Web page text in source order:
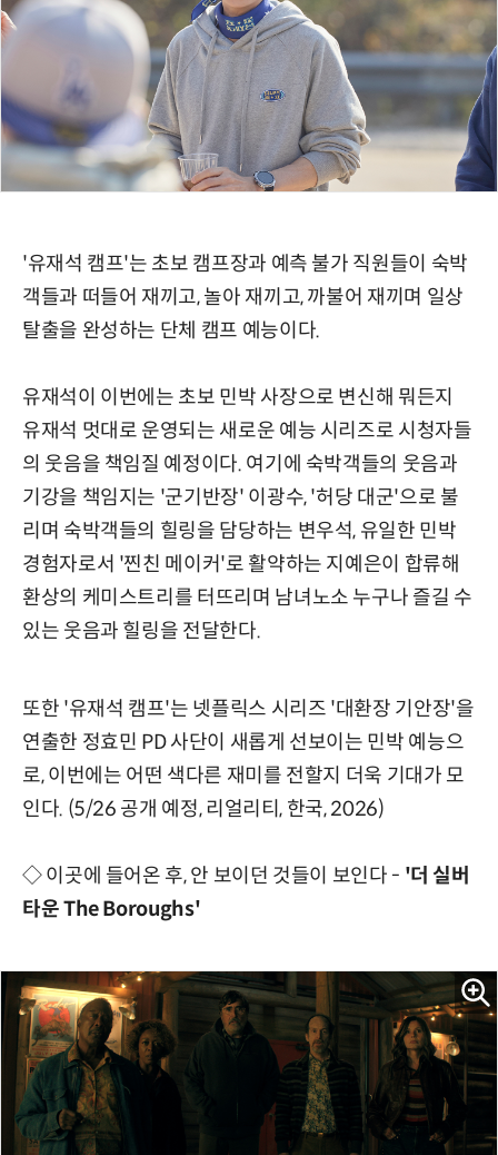
'유재석 캠프'는 초보 캠프장과 예측 불가 직원들이 숙박
객들과 떠들어 재끼고, 놀아 재끼고, 까불어 재끼며 일상
탈출을 완성하는 단체 캠프 예능이다.
유재석이 이번에는 초보 민박 사장으로 변신해 뭐든지
유재석 멋대로 운영되는 새로운 예능 시리즈로 시청자들
의 웃음을 책임질 예정이다. 여기에 숙박객들의 웃음과
기강을 책임지는 '군기반장' 이광수, '허당 대군'으로 불
리며 숙박객들의 힐링을 담당하는 변우석, 유일한 민박
경험자로서 '찐친 메이커'로 활약하는 지예은이 합류해
환상의 케미스트리를 터뜨리며 남녀노소 누구나 즐길 수
있는 웃음과 힐링을 전달한다.
또한 '유재석 캠프'는 넷플릭스 시리즈 '대환장 기안장'을
연출한 정효민 PD 사단이 새롭게 선보이는 민박 예능으
로, 이번에는 어떤 색다른 재미를 전할지 더욱 기대가 모
인다. (5/26 공개 예정, 리얼리티, 한국, 2026)
◇ 이곳에 들어온 후, 안 보이던 것들이 보인다 - '더 실버
타운 The Boroughs'